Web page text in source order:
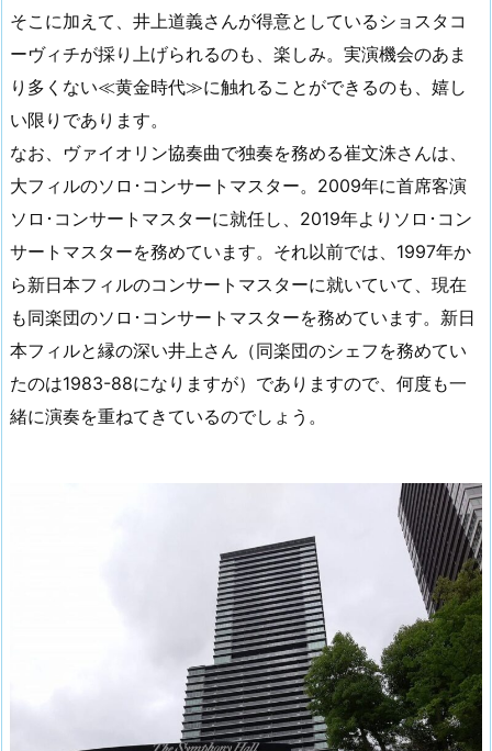
そこに加えて、井上道義さんが得意としているショスタコ
ーヴィチが採り上げられるのも、楽しみ。実演機会のあま
り多くない≪黄金時代≫に触れることができるのも、嬉し
い限りであります。
なお、ヴァイオリン協奏曲で独奏を務める崔文洙さんは、
大フィルのソロ･コンサートマスター。2009年に首席客演
ソロ･コンサートマスターに就任し、2019年よりソロ･コン
サートマスターを務めています。それ以前では、1997年か
ら新日本フィルのコンサートマスターに就いていて、現在
も同楽団のソロ･コンサートマスターを務めています。新日
本フィルと縁の深い井上さん（同楽団のシェフを務めてい
たのは1983-88になりますが）でありますので、何度も一
緒に演奏を重ねてきているのでしょう。